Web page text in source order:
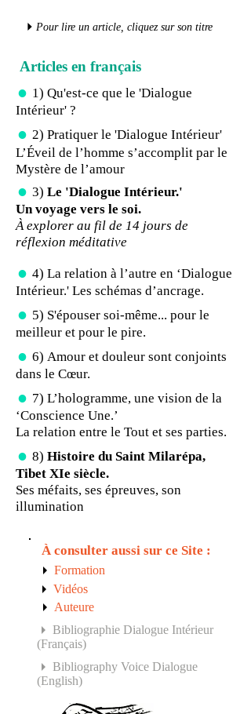
4 Pour lire un article, cliquez sur son titre
Articles en français
= 1) Qu'est-ce que le 'Dialogue
Intérieur' ?
= 2) Pratiquer le 'Dialogue Intérieur'
L’Éveil de l’homme s’accomplit par le
Mystère de l’amour
= 3) Le 'Dialogue Intérieur.'
Un voyage vers le soi.
À explorer au fil de 14 jours de
réflexion méditative
= 4) La relation à l’autre en ‘Dialogue
Intérieur.' Les schémas d’ancrage.
= 5) S'épouser soi-même... pour le
meilleur et pour le pire.
= 6) Amour et douleur sont conjoints
dans le Cœur​​.
= 7) L’hologramme, une vision de la
‘Conscience Une.’
La relation entre le Tout et ses parties.
= 8) Histoire du Saint Milarépa,
Tibet XIe siècle.
Ses méfaits, ses épreuves, son
illumination
À consulter aussi sur ce Site :
4 Formation
4 Vidéos
4 Auteure
4 Bibliographie Dialogue Intérieur
(Français)
4 Bibliography Voice Dialogue
(English)